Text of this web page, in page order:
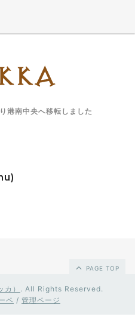
港南中央へ移転しました
PAGE TOP
） . All Rights Reserved.
ペ / 管理ページ